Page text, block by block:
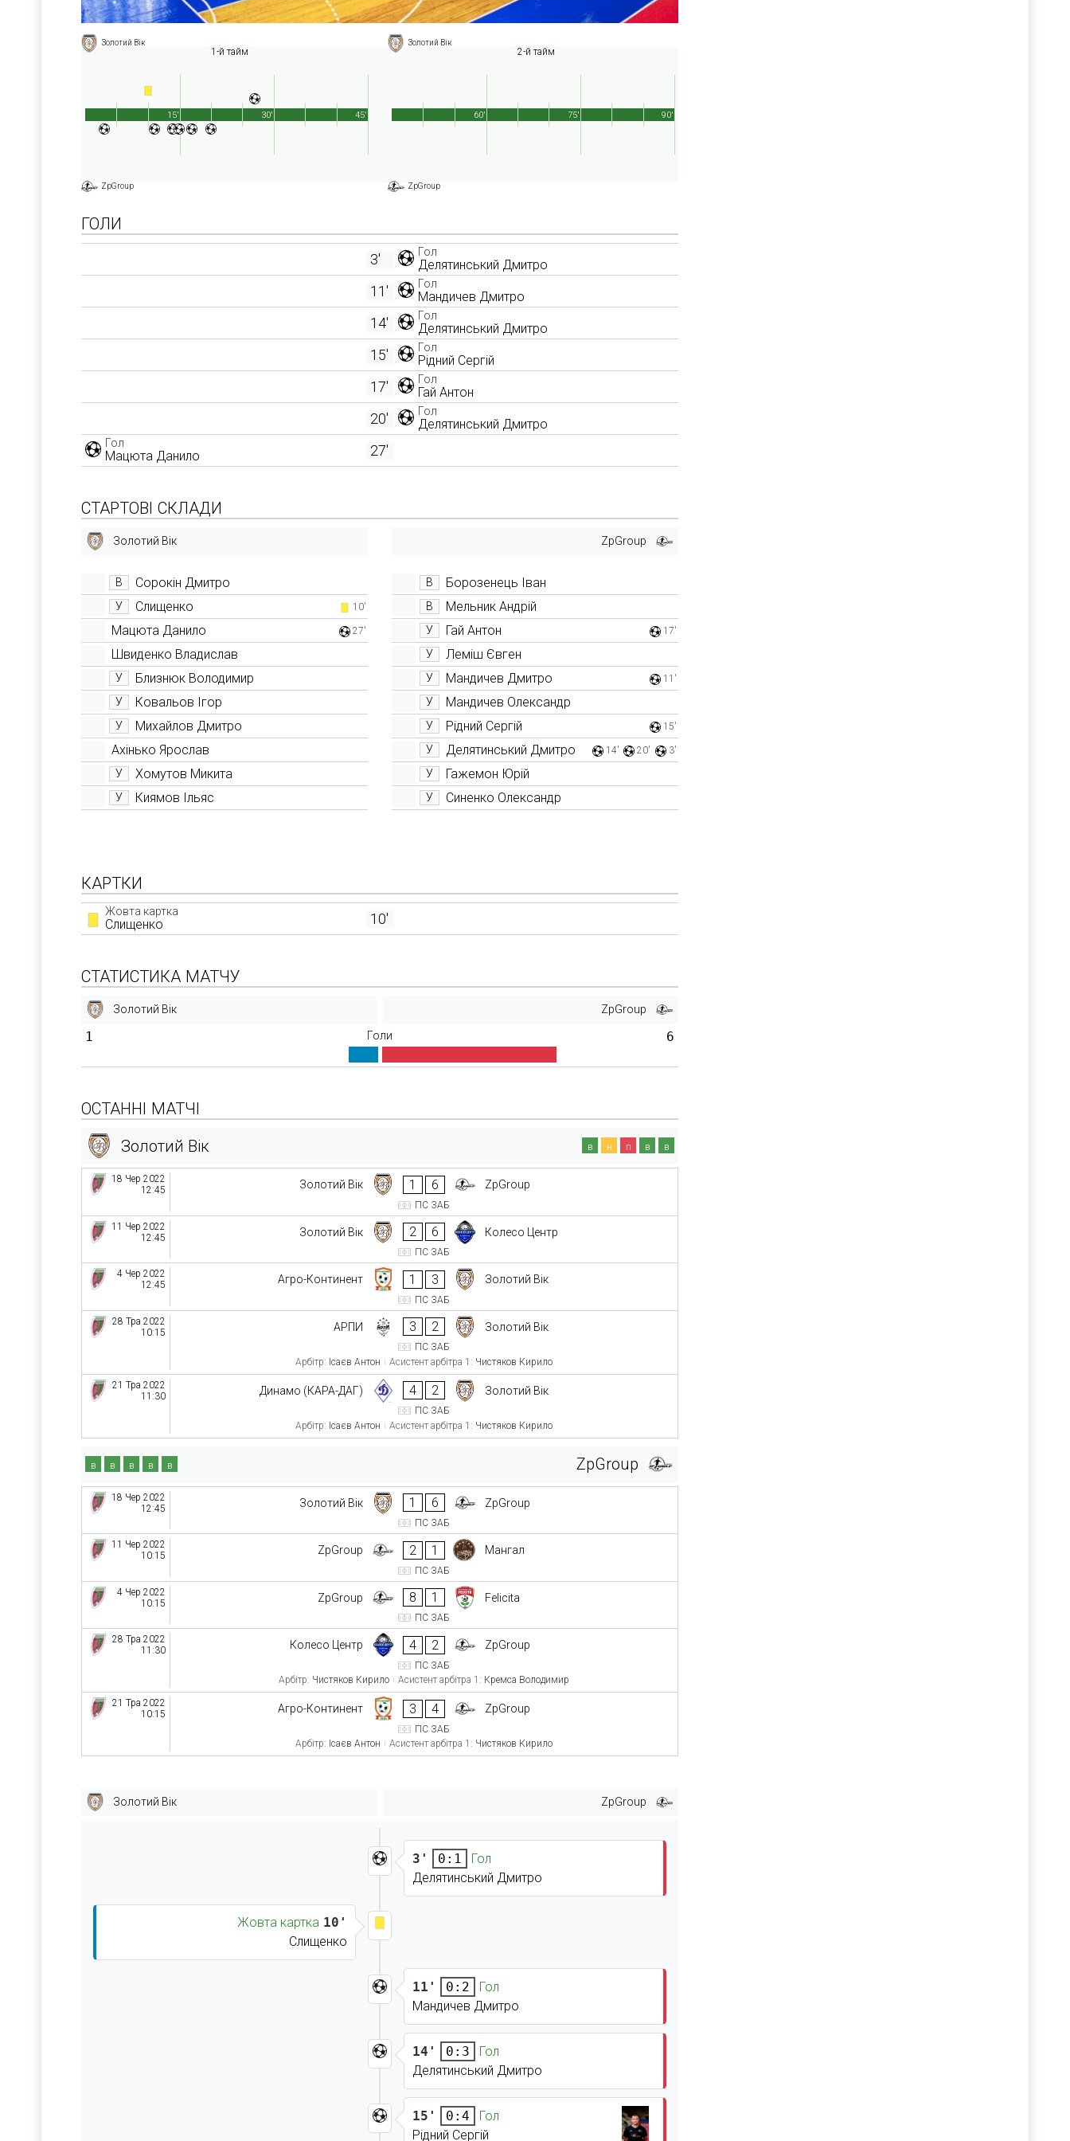
Золотий Вік
1-й тайм
ZpGroup
45'
15' 30'
Золотий Вік
2-й тайм
ZpGroup
90'
60' 75'
ГОЛИ
3' Гол
Делятинський Дмитро
11' Гол
Мандичев Дмитро
14' Гол
Делятинський Дмитро
15' Гол
Рідний Сергій
17' Гол
Гай Антон
20' Гол
Делятинський Дмитро
Гол
Мацюта Данило 27'
СТАРТОВІ СКЛАДИ
Золотий Вік
В Сорокін Дмитро
У Слищенко 10'
Мацюта Данило 27'
Швиденко Владислав
У Близнюк Володимир
У Ковальов Ігор
У
Михайлов Дмитро
Ахінько Ярослав
У Хомутов Микита
У Киямов Ільяс
ZpGroup
В Борозенець Іван
В Мельник Андрій
У Гай Антон 17'
У Леміш Євген
У Мандичев Дмитро 11'
У Мандичев Олександр
У Рідний Сергій 15'
У Делятинський Дмитро 14' 20' 3'
У Гажемон Юрій
У Синенко Олександр
КАРТКИ
Жовта картка
Слищенко 10'
СТАТИСТИКА МАТЧУ
Золотий Вік ZpGroup
1 Голи 6
ОСТАННІ МАТЧІ
Золотий Вік
в н п в в
18 Чер 2022
12:45
Золотий Вік 1 6 ZpGroup
ПС ЗАБ
11 Чер 2022
12:45
Золотий Вік 2 6 Колесо Центр
ПС ЗАБ
4 Чер 2022
12:45
Агро-Континент 1 3 Золотий Вік
ПС ЗАБ
28 Тра 2022
10:15
АРПИ 3 2 Золотий Вік
ПС ЗАБ
Арбітр: Ісаєв Антон Асистент арбітра 1: Чистяков Кирило
21 Тра 2022
11:30
Динамо (КАРА-ДАГ) 4 2 Золотий Вік
ПС ЗАБ
Арбітр: Ісаєв Антон Асистент арбітра 1: Чистяков Кирило
ZpGroup
в в в в в
18 Чер 2022
12:45
Золотий Вік 1 6 ZpGroup
ПС ЗАБ
11 Чер 2022
10:15
ZpGroup 2 1 Мангал
ПС ЗАБ
4 Чер 2022
10:15
ZpGroup 8 1 Felicita
ПС ЗАБ
28 Тра 2022
11:30
Колесо Центр 4 2 ZpGroup
ПС ЗАБ
Арбітр: Чистяков Кирило Асистент арбітра 1: Кремса Володимир
21 Тра 2022
10:15
Агро-Континент 3 4 ZpGroup
ПС ЗАБ
Арбітр: Ісаєв Антон Асистент арбітра 1: Чистяков Кирило
Золотий Вік ZpGroup
3' 0:1
Гол
Делятинський Дмитро
Жовта картка 10'
Слищенко
11' 0:2
Гол
Мандичев Дмитро
14' 0:3
Гол
Делятинський Дмитро
15' 0:4
Гол
Рідний Сергій